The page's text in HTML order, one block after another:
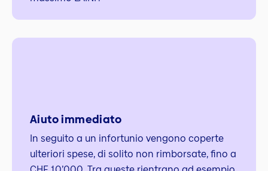
Aiuto immediato
In seguito a un infortunio vengono coperte
ulteriori spese, di solito non rimborsate, fino a